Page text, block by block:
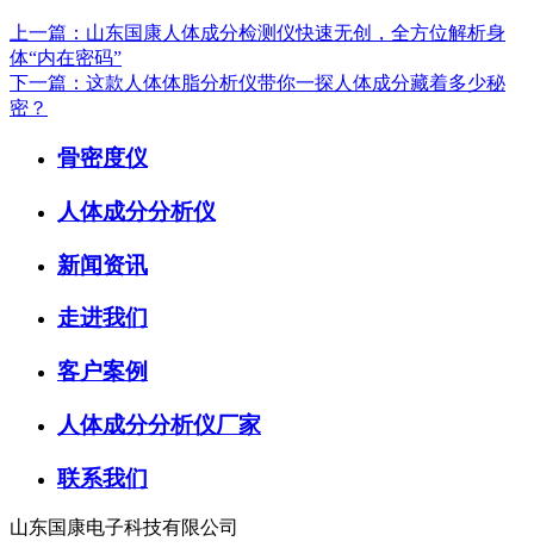
上一篇：山东国康人体成分检测仪快速无创，全方位解析身
体“内在密码”
下一篇：这款人体体脂分析仪带你一探人体成分藏着多少秘
密？
骨密度仪
人体成分分析仪
新闻资讯
走进我们
客户案例
人体成分分析仪厂家
联系我们
山东国康电子科技有限公司